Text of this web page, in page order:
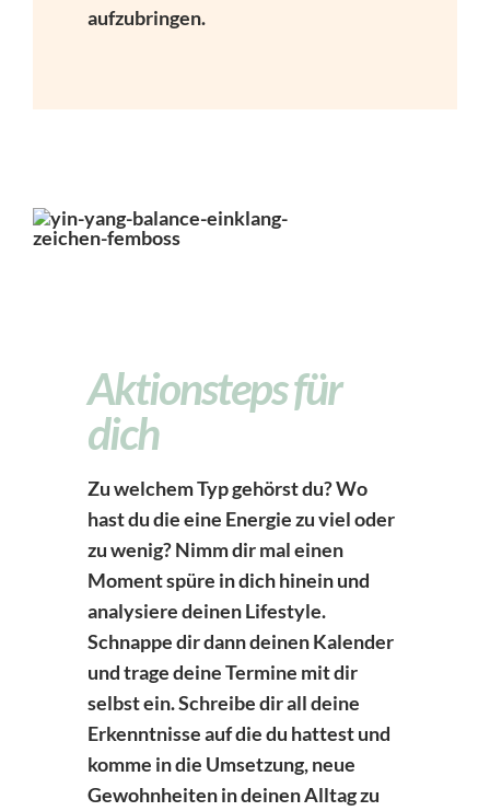
aufzubringen.
Aktionsteps für
dich
Zu welchem Typ gehörst du? Wo
hast du die eine Energie zu viel oder
zu wenig? Nimm dir mal einen
Moment spüre in dich hinein und
analysiere deinen Lifestyle.
Schnappe dir dann deinen Kalender
und trage deine Termine mit dir
selbst ein. Schreibe dir all deine
Erkenntnisse auf die du hattest und
komme in die Umsetzung, neue
Gewohnheiten in deinen Alltag zu